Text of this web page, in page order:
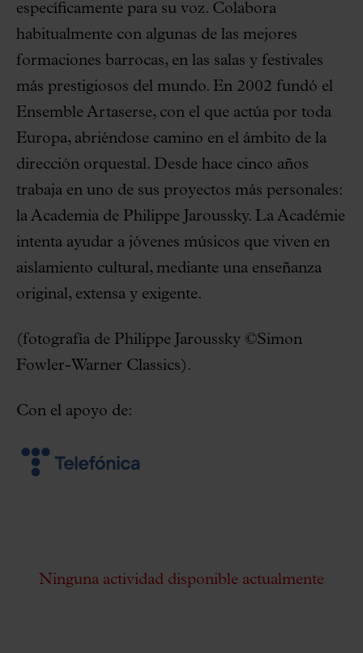
específicamente para su voz. Colabora
habitualmente con algunas de las mejores
formaciones barrocas, en las salas y festivales
más prestigiosos del mundo. En 2002 fundó el
Ensemble Artaserse, con el que actúa por toda
Europa, abriéndose camino en el ámbito de la
dirección orquestal. Desde hace cinco años
trabaja en uno de sus proyectos más personales:
la Academia de Philippe Jaroussky. La Académie
intenta ayudar a jóvenes músicos que viven en
aislamiento cultural, mediante una enseñanza
original, extensa y exigente.
(fotografía de Philippe Jaroussky ©Simon
Fowler-Warner Classics).
Con el apoyo de:
Ninguna actividad disponible actualmente